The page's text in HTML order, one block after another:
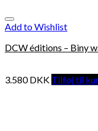
Add to Wishlist
DCW éditions – Biny
3.580DKK Tilføj til